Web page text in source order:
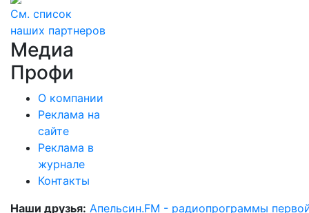
См. список
наших партнеров
Медиа
Профи
О компании
Реклама на
сайте
Реклама в
журнале
Контакты
Наши друзья: Апельсин.FM - радиопрограммы